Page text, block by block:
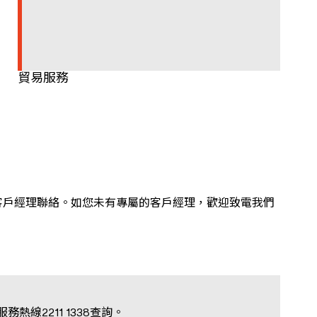
貿易服務
經理聯絡。如您未有專屬的客戶經理，歡迎致電我們
熱線2211 1338查詢。